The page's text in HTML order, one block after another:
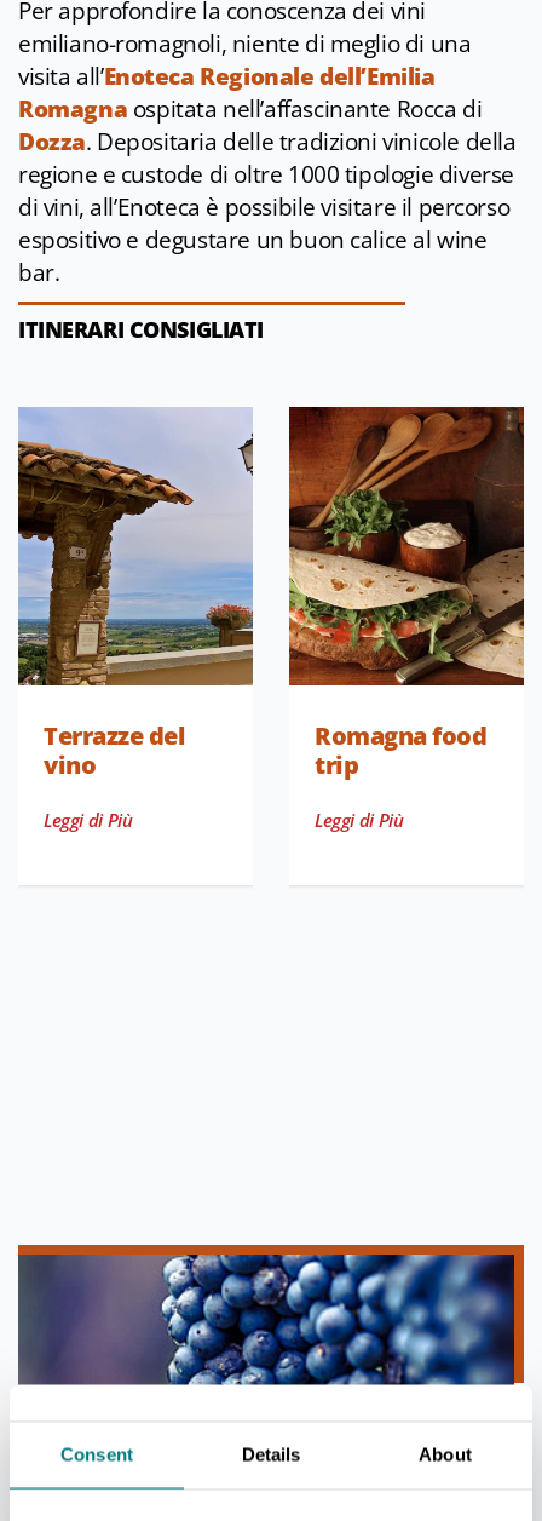
Consent Details About
Per approfondire la conoscenza dei vini
emiliano-romagnoli, niente di meglio di una
visita all’Enoteca Regionale dell’Emilia
Romagna ospitata nell’affascinante Rocca di
Dozza. Depositaria delle tradizioni vinicole della
regione e custode di oltre 1000 tipologie diverse
di vini, all’Enoteca è possibile visitare il percorso
espositivo e degustare un buon calice al wine
bar.
ITINERARI CONSIGLIATI
Terrazze del
vino
Leggi di Più
Romagna food
trip
Leggi di Più